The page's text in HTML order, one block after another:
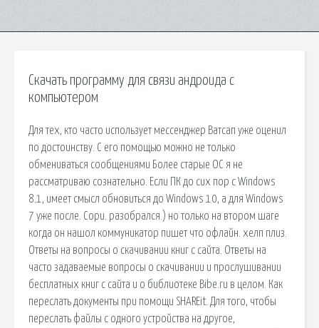
Скачать программу для связи андроида с
компьютером
Для тех, кто часто использует мессенджер Ватсап уже оценил
по достоинству. С его помощью можно не только
обмениваться сообщениями Более старые ОС я не
рассматриваю сознательно. Если ПК до сих пор с Windows
8.1, имеет смысл обновиться до Windows 10, а для Windows
7 уже после. Сори. разобрался.) но только на втором шаге
когда он нашол коммуникатор пишет что офлайн. хелп плиз.
Ответы на вопросы о скачивании книг с сайта. Ответы на
часто задаваемые вопросы о скачивании и прослушивании
бесплатных книг с сайта и о библиотеке Bibe.ru в целом. Как
переслать документы при помощи SHAREit. Для того, чтобы
переслать файлы с одного устройства на другое,